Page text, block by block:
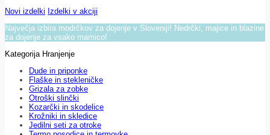
Novi izdelki Izdelki v akciji
Največja izbira modrčkov za dojenje v Sloveniji! Nedrčki, majice in blazine
za dojenje za vsako mamico!
Kategorija Hranjenje
Dude in priponke
Flaške in stekleničke
Grizala za zobke
Otroški slinčki
Kozarčki in skodelice
Krožniki in skledice
Jedilni seti za otroke